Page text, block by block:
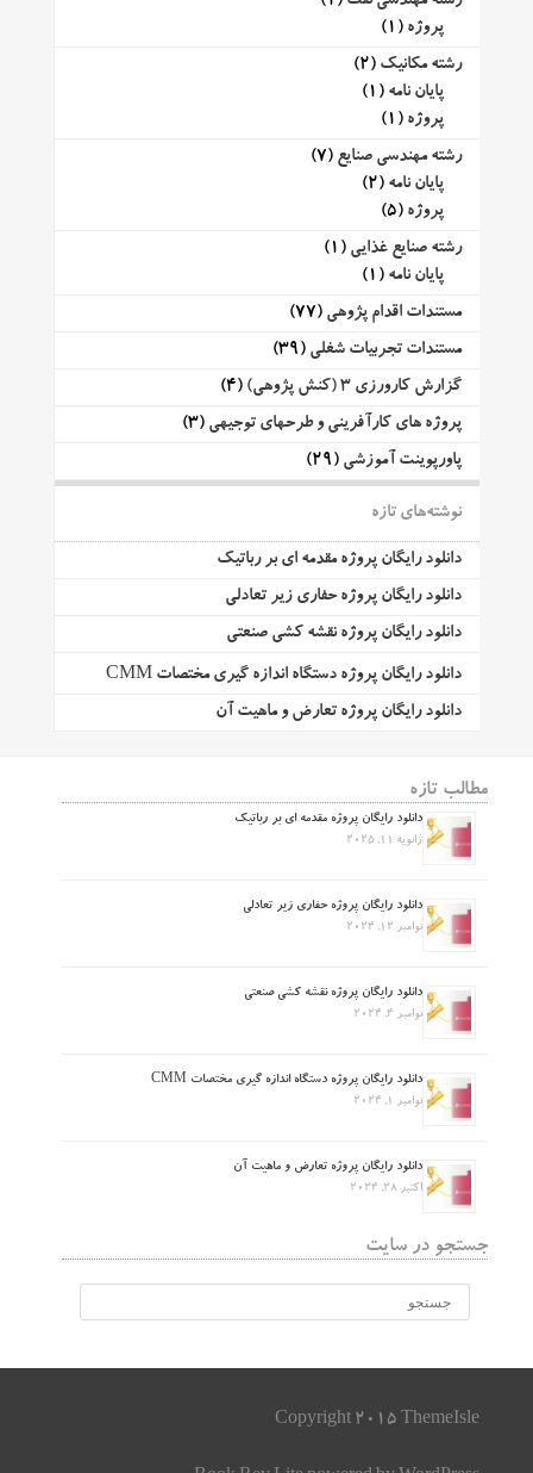
پروژه (1)
رشته مکانیک (2)
پایان نامه (1)
پروژه (1)
رشته مهندسی صنایع (7)
پایان نامه (2)
پروژه (5)
رشته صنایع غذایی (1)
پایان نامه (1)
مستندات اقدام پژوهی (77)
مستندات تجربیات شغلی (39)
گزارش کارورزی 3 (کنش پژوهی)
(4)
پروژه های کارآفرینی و طرحهای توجیهی (3)
پاورپوینت آموزشی (29)
نوشته‌های تازه
دانلود رایگان پروژه مقدمه ای بر رباتیک
دانلود رایگان پروژه حفاری زیر تعادلی
دانلود رایگان پروژه نقشه کشی صنعتی
دانلود رایگان پروژه دستگاه اندازه گیری مختصات CMM
دانلود رایگان پروژه تعارض و ماهیت آن
مطالب تازه
دانلود رایگان پروژه مقدمه ای بر رباتیک
ژانویه 11, 2025
دانلود رایگان پروژه حفاری زیر تعادلی
نوامبر 12, 2024
دانلود رایگان پروژه نقشه کشی صنعتی
نوامبر 4, 2024
دانلود رایگان پروژه دستگاه اندازه گیری مختصات CMM
نوامبر 1, 2024
دانلود رایگان پروژه تعارض و ماهیت آن
اکتبر 28, 2024
جستجو در سایت
Copyright 2015 ThemeIsle